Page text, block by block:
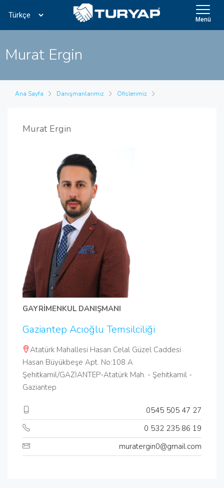
Menü
Murat Ergin
Ana Sayfa Danışmanlarımız Ofislerimiz
Murat Ergin
GAYRİMENKUL DANIŞMANI
Gaziantep Acıoğlu Temsilciliği
Atatürk Mahallesi Hasan Celal Güzel Caddesi
Hasan Büyükbeşe Apt. No:108 A
Şehitkamil/GAZİANTEP-Atatürk Mah. - Şehitkamil -
Gaziantep
0545 505 47 27
0 532 235 86 19
muratergin0@gmail.com